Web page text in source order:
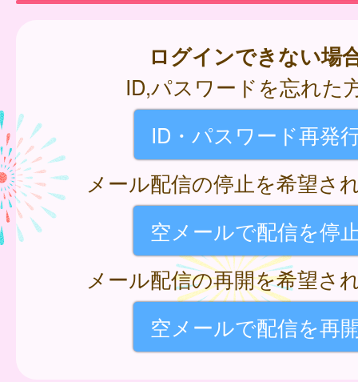
ログインできない場
ID,パスワードを忘れた
ID・パスワード再発
メール配信の停止を希望さ
空メールで配信を停
メール配信の再開を希望さ
空メールで配信を再